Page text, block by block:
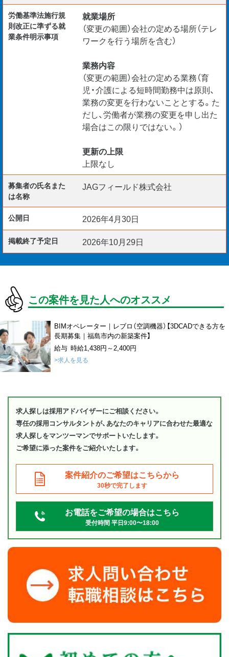
労働基準法施行規
則改正に準ずる就
業条件明示事項
就業場所
（変更の範囲）会社の定める場所（テレ
ワークを行う場所を含む）
業務内容
（変更の範囲）会社の定める業務（育
児・介護による短時間勤務中は原則、
業務の変更を行わないこととする。た
だし、労働者が業務の変更を申し出た
場合はこの限りではない。）
更新の上限
上限なし
募集者の氏名また
は名称
JAGフィールド株式会社
公開日 2026年4月30日
掲載終了予定日 2026年10月29日
この案件を見た人へのオススメ
BIMオペレーター｜レブロ（空調機器）【3DCADできる方を
長期募集｜福島市内の新築案件】
給与 時給1,438円～2,400円
>求人を見る
求人探しは採用アドバイザーにご相談ください。
専任の採用コンサルタントが、あなたのキャリアに合わせた最適な
求人探しをマンツーマンでサポートいたします。
ご希望に添った案件をご紹介いたします。
案件紹介のご希望はこちらから
30秒で完了します
お電話をご希望の場合はこちら
受付時間 平日9:00〜18:00